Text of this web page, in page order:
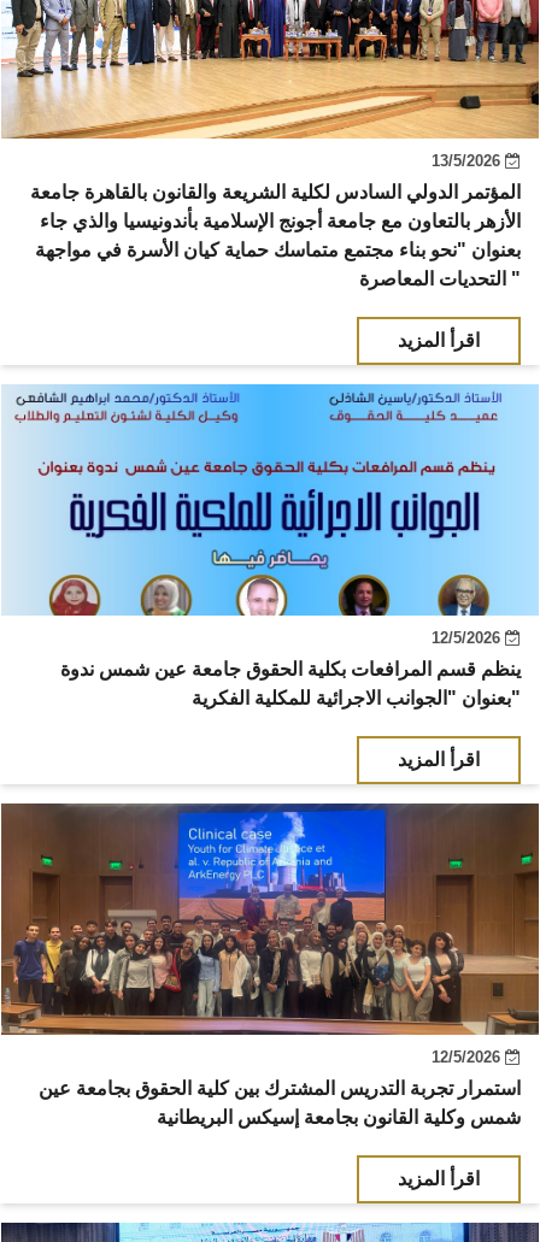
المؤتمر الدولي السادس لكلية الشريعة والقانون بالقاهرة جامعة
الأزهر بالتعاون مع جامعة أجونج الإسلامية بأندونيسيا والذي جاء
بعنوان "نحو بناء مجتمع متماسك حماية كيان الأسرة في مواجهة
التحديات المعاصرة "
اقرأ المزيد
ينظم قسم المرافعات بكلية الحقوق جامعة عين شمس ندوة
بعنوان "الجوانب الاجرائية للمكلية الفكرية"
اقرأ المزيد
استمرار تجربة التدريس المشترك بين كلية الحقوق بجامعة عين
شمس وكلية القانون بجامعة إسيكس البريطانية
اقرأ المزيد